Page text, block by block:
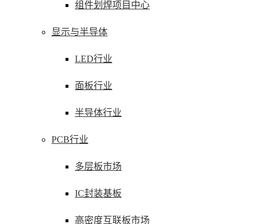
组件划焊项目中心
显示与半导体
LED行业
面板行业
半导体行业
PCB行业
多层板市场
IC封装基板
高密度互联板市场